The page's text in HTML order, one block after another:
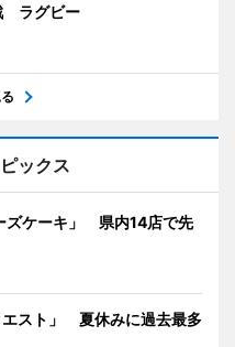
ラグビー
ックス
ズケーキ」 県内14店で先
エスト」 夏休みに過去最多